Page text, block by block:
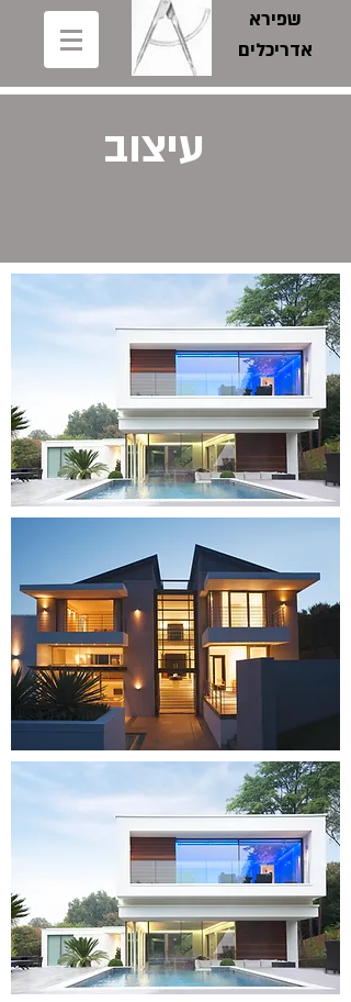
שפירא
אדריכלים
עיצוב